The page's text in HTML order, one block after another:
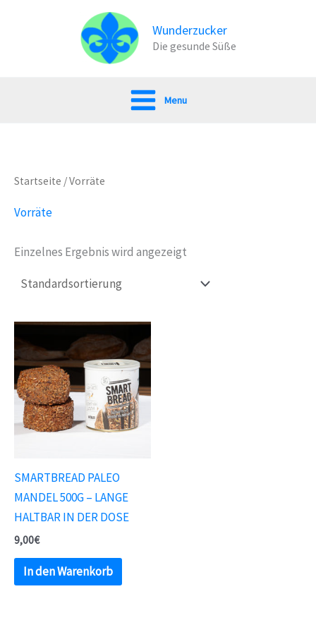
Wunderzucker
Die gesunde Süße
Menu
Startseite / Vorräte
Vorräte
Einzelnes Ergebnis wird angezeigt
SMARTBREAD PALEO
MANDEL 500G – LANGE
HALTBAR IN DER DOSE
9,00€
In den Warenkorb